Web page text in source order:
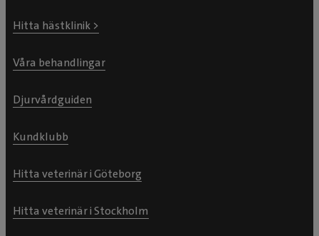
Hitta hästklinik >
Våra behandlingar
Djurvårdguiden
Kundklubb
Hitta veterinär i Göteborg
Hitta veterinär i Stockholm